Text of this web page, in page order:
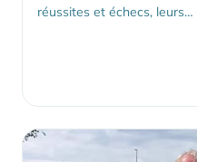
réussites et échecs, leurs…